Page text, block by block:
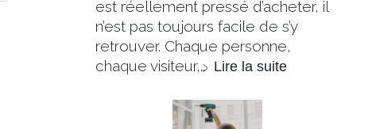
est réellement pressé d’acheter, il
n’est pas toujours facile de s’y
retrouver. Chaque personne,
chaque visiteur,… Lire la suite